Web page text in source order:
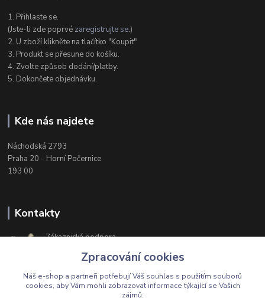
1. Přihlaste se.
(Jste-li zde poprvé zaregistrujte se.)
2. U zboží klikněte na tlačítko "Koupit"
3. Produkt se přesune do košíku.
4. Zvolte způsob dodání/platby.
5. Dokončete objednávku.
Kde nás najdete
Náchodská 2793
Praha 20 - Horní Počernice
193 00
Kontakty
Zákaznická podpora
+420 603 174 975
Po-Čt, 8-16 hod. Pá 8-14 hod.
Zpracování cookies
Náš e-shop a partneři potřebují Váš souhlas s použitím souborů
cookies, aby Vám mohli zobrazovat informace týkající se Vašich
zájmů.